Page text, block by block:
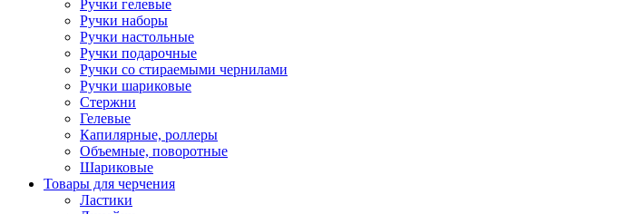
Ручки гелевые
Ручки наборы
Ручки настольные
Ручки подарочные
Ручки со стираемыми чернилами
Ручки шариковые
Стержни
Гелевые
Капилярные, роллеры
Объемные, поворотные
Шариковые
Товары для черчения
Ластики